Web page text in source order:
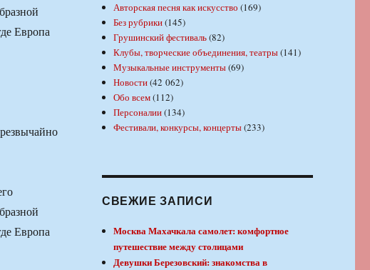
Европа
Европа
Авторская песня как искусство (169)
Без рубрики(145)
Грушинский фестиваль(82)
Клубы, творческие объединения, театры(141)
Музыкальные инструменты(69)
Новости(42 062)
Обо всем(112)
Персоналии(134)
Фестивали, конкурсы, концерты(233)
СВЕЖИЕ ЗАПИСИ
Москва Махачкала самолет: комфортное
путешествие между столицами
Девушки Березовский: знакомства в